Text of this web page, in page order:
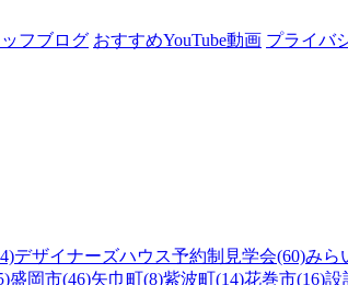
フブログ おすすめYouTube動画 プライバ
デザイナーズハウス予約制見学会(60)みら
盛岡市(46)矢巾町(8)紫波町(14)花巻市(16)設